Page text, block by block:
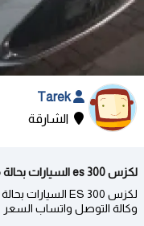
الشارقة
لكزس 300 es السيارات بحالة ممتازة ضمان كامل 2021 - الإمارات | الشارقة
وكالة التوصل واتساب السعر 110000 درهم